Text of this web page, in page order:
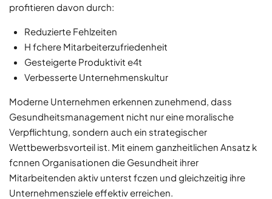
profitieren davon durch:
Reduzierte Fehlzeiten
H fchere Mitarbeiterzufriedenheit
Gesteigerte Produktivit e4t
Verbesserte Unternehmenskultur
Moderne Unternehmen erkennen zunehmend, dass
Gesundheitsmanagement nicht nur eine moralische
Verpflichtung, sondern auch ein strategischer
Wettbewerbsvorteil ist. Mit einem ganzheitlichen Ansatz k
fcnnen Organisationen die Gesundheit ihrer
Mitarbeitenden aktiv unterst fczen und gleichzeitig ihre
Unternehmensziele effektiv erreichen.